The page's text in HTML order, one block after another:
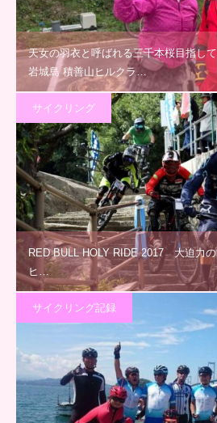
天女の羽衣と呼ばれる三千本桜目指し
岩城島 積善山ヒルクラ…
サイクリング
RED BULL HOLY RIDE 2017 大迫力
ヒ…
サイクリング記録